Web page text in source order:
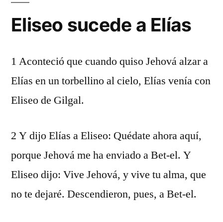
Eliseo sucede a Elías
1 Aconteció que cuando quiso Jehová alzar a
Elías en un torbellino al cielo, Elías venía con
Eliseo de Gilgal.
2 Y dijo Elías a Eliseo: Quédate ahora aquí,
porque Jehová me ha enviado a Bet-el. Y
Eliseo dijo: Vive Jehová, y vive tu alma, que
no te dejaré. Descendieron, pues, a Bet-el.